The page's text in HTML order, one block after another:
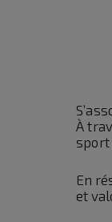
À
sport
En
et